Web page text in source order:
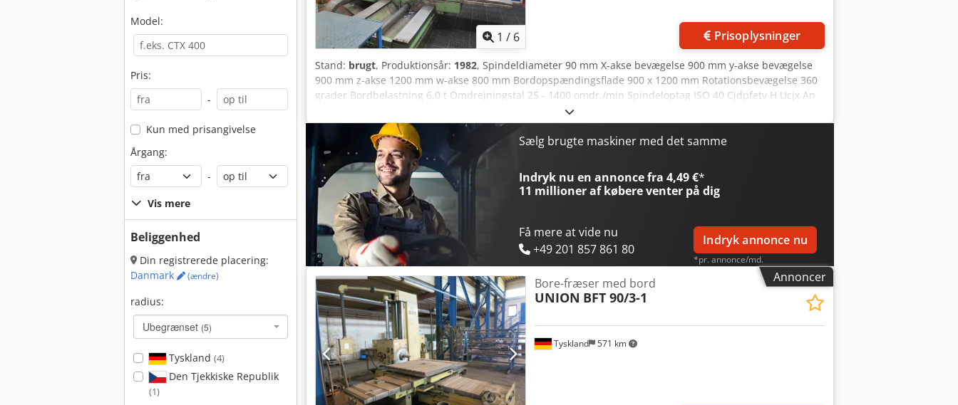
Model:
Pris:
-
Kun med prisangivelse
Årgang:
-
Vis mere
Beliggenhed
Din registrerede placering:
Danmark
(ændre)
radius:
Ubegrænset (5)
Tyskland (4)
Den Tjekkiske Republik
(1)
1 / 6 Prisoplysninger
Stand: brugt, Produktionsår: 1982, Spindeldiameter 90 mm X-akse bevægelse 900 mm y-akse bevægelse
900 mm z-akse 1200 mm w-akse 800 mm Bordopspændingsflade 900 x 1200 mm Rotationsbevægelse 360
grader Bordbelastning 6,0 t Omdrejningstal 25 - 1400 omdr./min Spindeloptag ISO 40 Cjdpfetv H Ucjx An
Toha Spænding 380 V / 50 Hz Fræsespindelens effekt 9,2 kW Samlet effektbehov 35 KVA Maskinens vægt
ca. 10 t Pladsbehov ca. 4,5 x 2,8 x 2,5 m Maskinen blev komplet renoveret af producenten i 1994, med nyt
styreskab, nye BOSCH servodrev og Heidenhain styring TNC 360 (3D-styring), planslæde Ø 600 mm og
forskydningsvej 150 mm. Maskinen er i øjeblikket ikke klar til demonstration på grund af en fejl i
elektrikken.
Sælg brugte maskiner med det samme
Indryk nu en annonce fra 4,49 €*
11 millioner af købereventer på dig
Få mere at vide nu
+49 201 857 861 80
Indryk annonce nu
*pr. annonce/md.
Annoncer
Tyskland 571 km
Bore-fræser med bord
UNION BFT 90/3-1